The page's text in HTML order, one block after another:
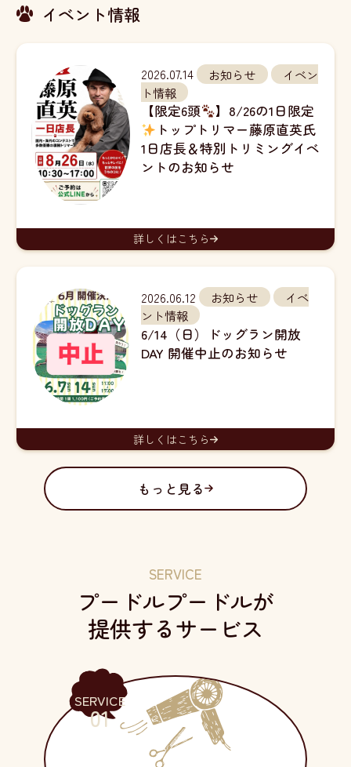
イベント情報
2026.07.14 お知らせ
イベン
ト情報
【限定6頭
】8/26の1日限定
トップトリマー藤原直英氏
1日店長＆特別トリミングイベ
ントのお知らせ
詳しくはこちら
2026.06.12 お知らせ
イベ
ント情報
6/14（日）ドッグラン開放
DAY 開催中止のお知らせ
詳しくはこちら
もっと見る
SERVICE
プードルプードルが
提供するサービス
SERVICE
01